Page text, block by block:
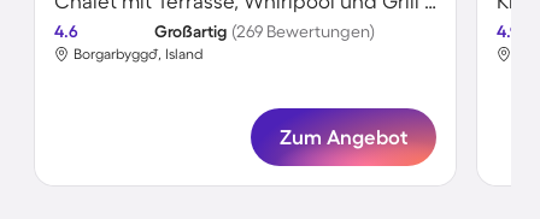
4.6 Großartig (269 Bewertungen)
Borgarbyggð, Island
Zum Angebot
4.9